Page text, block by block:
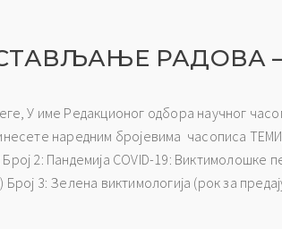
РАДОВА
У име Редакционог одбора научног
наредним бројевима часописа
2: Пандемија COVID-19: Виктимолошке
Број 3: Зелена виктимологија (рок за